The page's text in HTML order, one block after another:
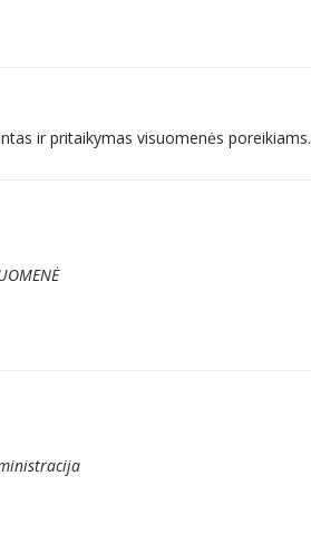
ir pritaikymas visuomenės poreikiams.